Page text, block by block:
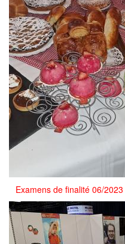
Examens de finalité 06/
1.jpg